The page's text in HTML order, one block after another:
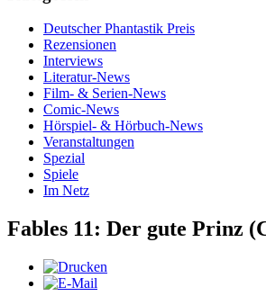
Deutscher Phantastik Preis
Rezensionen
Interviews
Literatur-News
Film- & Serien-News
Comic-News
Hörspiel- & Hörbuch-News
Veranstaltungen
Spezial
Spiele
Im Netz
Fables 11: Der gute Prinz